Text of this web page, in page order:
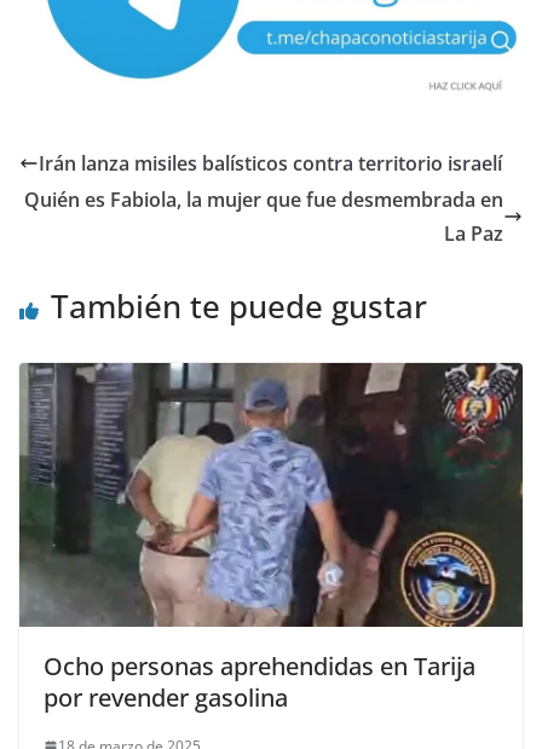
Irán lanza misiles balísticos contra territorio israelí
Quién es Fabiola, la mujer que fue desmembrada en
La Paz
También te puede gustar
Ocho personas aprehendidas en Tarija
por revender gasolina